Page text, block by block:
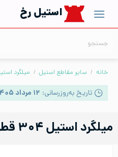
content
استیل رخ
خانه / سایر مقاطع استیل / میلگرد
تاریخ به‌روزرسانی: ۱۲ مرداد ۱۴۰۵ | ۱۶:۳۶
میلگرد استیل ۳۰۴ قطر ۳